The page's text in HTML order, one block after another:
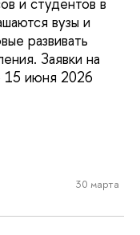
вузы и
развивать
Заявки на
15 июня 2026
30 марта